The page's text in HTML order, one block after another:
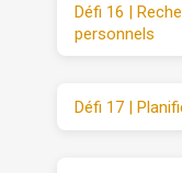
Défi 16 |
personnels
Défi 17 |